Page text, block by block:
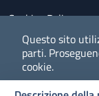
Questo sito
parti.
cookie.
Cookies Policy
Policy privacy e
Albo pretorio on-line